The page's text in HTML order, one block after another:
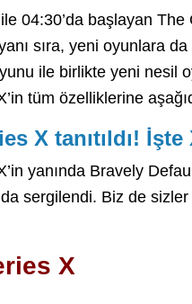
04:30’da başlayan The
yanı sıra, yeni oyunlara
ile birlikte yeni nesil
tüm özelliklerine
X tanıtıldı!
yanında Bravely
sergilendi. Biz de
X